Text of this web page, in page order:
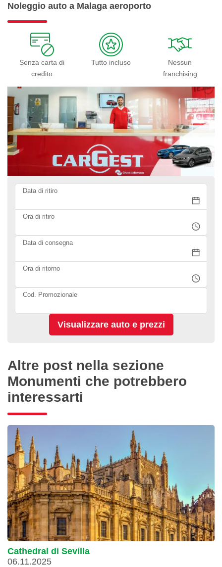
Noleggio auto a Malaga aeroporto
Senza carta di
credito
Tutto incluso
Nessun
franchising
Data di ritiro
Ora di ritiro
Data di consegna
Ora di ritorno
Cod. Promozionale
Altre post nella sezione
Monumenti che potrebbero
interessarti
Cathedral di Sevilla
06.11.2025